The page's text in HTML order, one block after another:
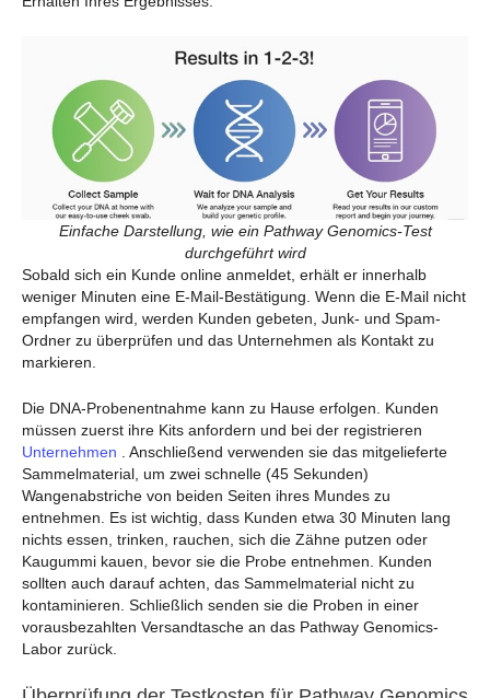
Einfache Darstellung, wie ein Pathway Genomics-Test
durchgeführt wird
Sobald sich ein Kunde online anmeldet, erhält er innerhalb
weniger Minuten eine E-Mail-Bestätigung. Wenn die E-Mail nicht
empfangen wird, werden Kunden gebeten, Junk- und Spam-
Ordner zu überprüfen und das Unternehmen als Kontakt zu
markieren.
Die DNA-Probenentnahme kann zu Hause erfolgen. Kunden
müssen zuerst ihre Kits anfordern und bei der registrieren
Unternehmen . Anschließend verwenden sie das mitgelieferte
Sammelmaterial, um zwei schnelle (45 Sekunden)
Wangenabstriche von beiden Seiten ihres Mundes zu
entnehmen. Es ist wichtig, dass Kunden etwa 30 Minuten lang
nichts essen, trinken, rauchen, sich die Zähne putzen oder
Kaugummi kauen, bevor sie die Probe entnehmen. Kunden
sollten auch darauf achten, das Sammelmaterial nicht zu
kontaminieren. Schließlich senden sie die Proben in einer
vorausbezahlten Versandtasche an das Pathway Genomics-
Labor zurück.